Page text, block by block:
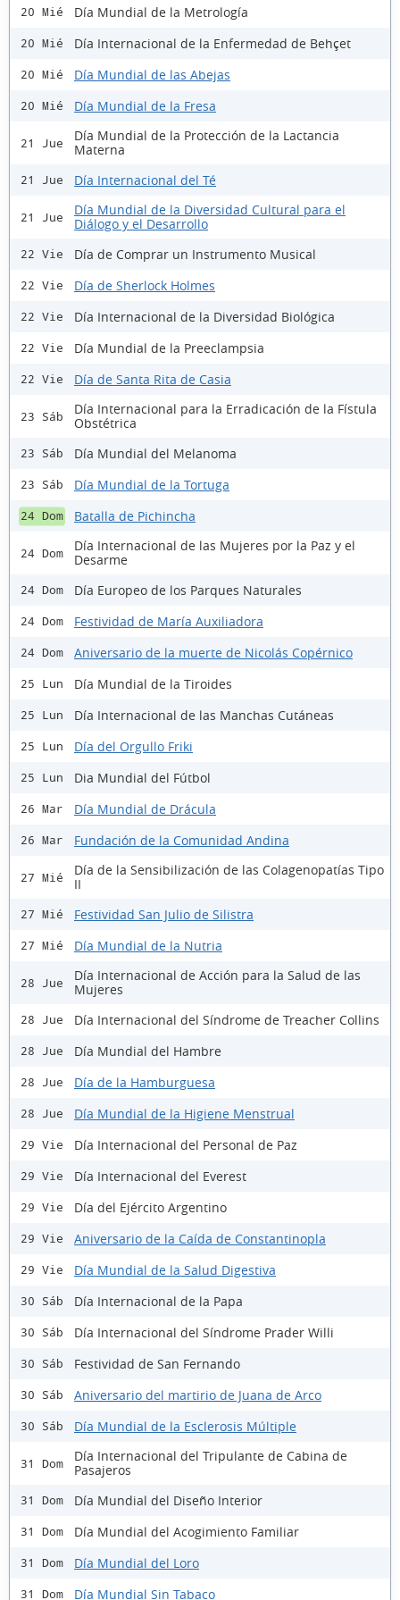
20 Mié Día Mundial de la Metrología
20 Mié Día Internacional de la Enfermedad de Behçet
20 Mié Día Mundial de las Abejas
20 Mié Día Mundial de la Fresa
21 Jue
Día Mundial de la Protección de la Lactancia
Materna
21 Jue Día Internacional del Té
21 Jue
Día Mundial de la Diversidad Cultural para el
Diálogo y el Desarrollo
22 Vie Día de Comprar un Instrumento Musical
22 Vie Día de Sherlock Holmes
22 Vie Día Internacional de la Diversidad Biológica
22 Vie Día Mundial de la Preeclampsia
22 Vie Día de Santa Rita de Casia
23 Sáb
Día Internacional para la Erradicación de la Fístula
Obstétrica
23 Sáb Día Mundial del Melanoma
23 Sáb Día Mundial de la Tortuga
24 Dom Batalla de Pichincha
24 Dom
Día Internacional de las Mujeres por la Paz y el
Desarme
24 Dom Día Europeo de los Parques Naturales
24 Dom Festividad de María Auxiliadora
24 Dom Aniversario de la muerte de Nicolás Copérnico
25 Lun Día Mundial de la Tiroides
25 Lun Día Internacional de las Manchas Cutáneas
25 Lun Día del Orgullo Friki
25 Lun Dia Mundial del Fútbol
26 Mar Día Mundial de Drácula
26 Mar Fundación de la Comunidad Andina
27 Mié
Día de la Sensibilización de las Colagenopatías Tipo
II
27 Mié Festividad San Julio de Silistra
27 Mié Día Mundial de la Nutria
28 Jue
Día Internacional de Acción para la Salud de las
Mujeres
28 Jue Día Internacional del Síndrome de Treacher Collins
28 Jue Día Mundial del Hambre
28 Jue Día de la Hamburguesa
28 Jue Día Mundial de la Higiene Menstrual
29 Vie Día Internacional del Personal de Paz
29 Vie Día Internacional del Everest
29 Vie Día del Ejército Argentino
29 Vie Aniversario de la Caída de Constantinopla
29 Vie Día Mundial de la Salud Digestiva
30 Sáb Día Internacional de la Papa
30 Sáb Día Internacional del Síndrome Prader Willi
30 Sáb Festividad de San Fernando
30 Sáb Aniversario del martirio de Juana de Arco
30 Sáb Día Mundial de la Esclerosis Múltiple
31 Dom
Día Internacional del Tripulante de Cabina de
Pasajeros
31 Dom Día Mundial del Diseño Interior
31 Dom Día Mundial del Acogimiento Familiar
31 Dom Día Mundial del Loro
31 Dom Día Mundial Sin Tabaco